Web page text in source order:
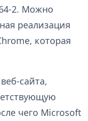
2. Можно
реализация
которая
сайта,
чего Microsoft